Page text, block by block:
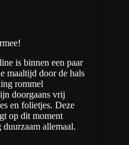
is binnen een paar
maaltijd door de hals
rommel
doorgaans vrij
en folietjes. Deze
op dit moment
allemaal.